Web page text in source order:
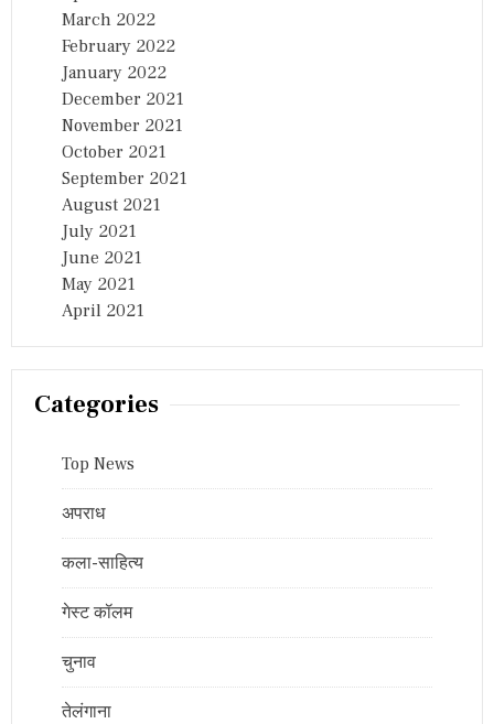
March 2022
February 2022
January 2022
December 2021
November 2021
October 2021
September 2021
August 2021
July 2021
June 2021
May 2021
April 2021
Categories
Top News
अपराध
कला-साहित्य
गेस्ट कॉलम
चुनाव
तेलंगाना